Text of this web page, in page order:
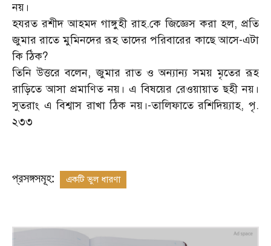
নয়।
হযরত রশীদ আহমদ গাঙ্গুহী রাহ.কে জিজ্ঞেস করা হল, প্রতি
জুমার রাতে মুমিনদের রূহ তাদের পরিবারের কাছে আসে-এটা
কি ঠিক?
তিনি উত্তরে বলেন, জুমার রাত ও অন্যান্য সময় মৃতের রূহ
রাড়িতে আসা প্রমাণিত নয়। এ বিষয়ের রেওয়ায়াত ছহী নয়।
সুতরাং এ বিশ্বাস রাখা ঠিক নয়।-তালিফাতে রশিদিয়্যাহ, পৃ.
২৩৩
প্রসঙ্গসমূহ: একটি ভুল ধারণা